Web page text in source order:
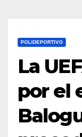
POLIDEPORTIVO
La
por el